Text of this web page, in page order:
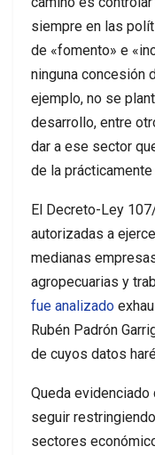
siempre en las
de «fomento» e
ninguna concesión
ejemplo, no se
desarrollo, entre
dar a ese sector
de la
El Decreto-Ley
autorizadas a
medianas
agropecuarias y
fue analizado
Rubén Padrón
de cuyos datos
Queda evidenciado
seguir
sectores